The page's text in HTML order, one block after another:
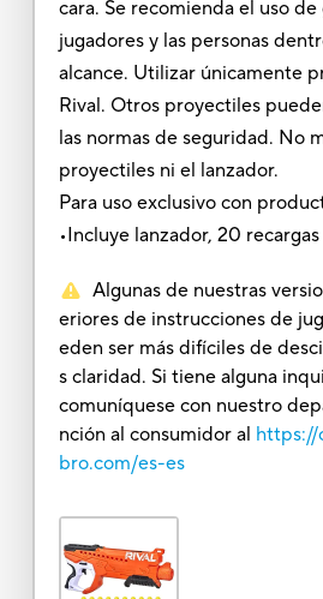
cara. Se recomienda el uso de
jugadores y las personas
alcance. Utilizar únicamente
Rival. Otros proyectiles
las normas de seguridad. No
proyectiles ni el lanzador.
Para uso exclusivo con
•Incluye lanzador, 20
Algunas de nuestras
eriores de instrucciones de
eden ser más difíciles de
s claridad. Si tiene alguna
comuníquese con nuestro
nción al consumidor al https://
bro.com/es-es